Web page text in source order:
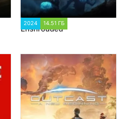
2024 14.51 ГБ
Enshrouded